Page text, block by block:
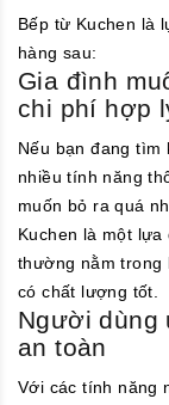
Bếp từ Kuchen là
hàng sau:
Gia đình
chi phí hợp
Nếu bạn đang tìm
nhiều tính năng
muốn bỏ ra quá
Kuchen là một
thường nằm trong
có chất lượng tốt.
Người dùng
an toàn
Với các tính năng